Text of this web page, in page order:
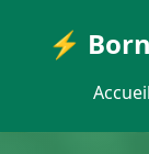
⚡
Accueil